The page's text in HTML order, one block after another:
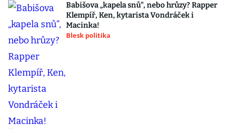
Babišova „kapela snů“, nebo hrůzy? Rapper
Klempíř, Ken, kytarista Vondráček i
Macinka!
Blesk politika